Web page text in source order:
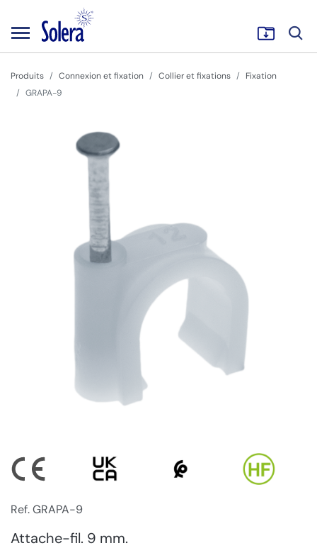
Produits Connexion et fixation Collier et fixations
Fixation
GRAPA-9
Ref. GRAPA-9
Attache-fil. 9 mm.